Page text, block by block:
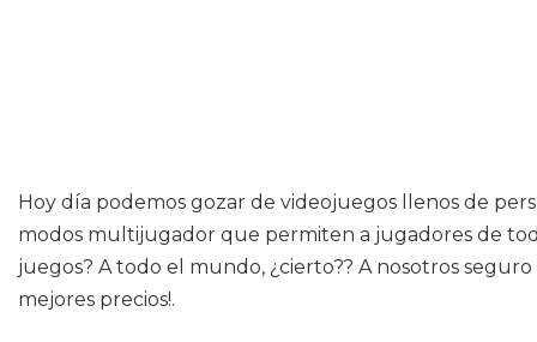
Hoy día podemos gozar de videojuegos llenos de
modos multijugador que permiten a jugadores de
juegos? A todo el mundo, ¿cierto?? A nosotros
mejores precios!.